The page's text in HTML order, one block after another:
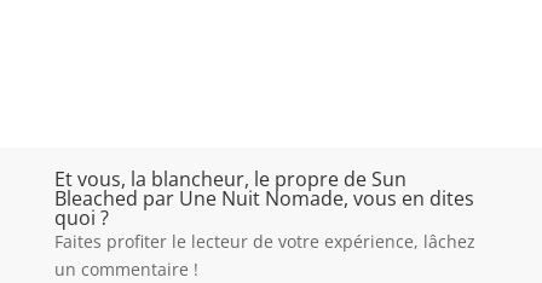
Et vous, la blancheur, le propre de Sun
Bleached par Une Nuit Nomade, vous en dites
quoi ?
Faites profiter le lecteur de votre expérience, lâchez
un commentaire !